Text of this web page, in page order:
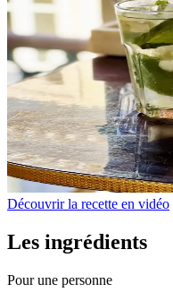
Découvrir la recette en vidéo
Les ingrédients
Pour une personne